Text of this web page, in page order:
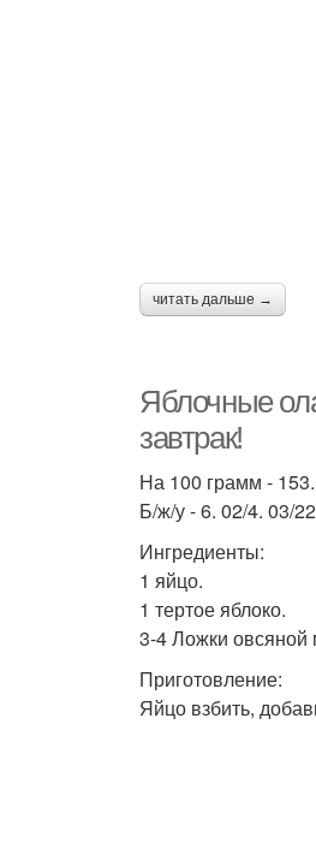
читать дальше →
Яблочные
завтрак!
На 100 грамм - 153.
Б/ж/у - 6. 02/4. 03/
Ингредиенты:
1 яйцо.
1 тертое яблоко.
3-4 Ложки овсяной
Приготовление:
Яйцо взбить,